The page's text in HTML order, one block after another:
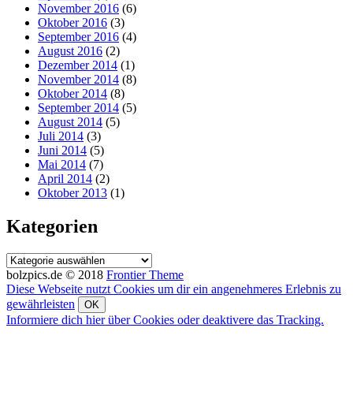
November 2016 (6)
Oktober 2016 (3)
September 2016 (4)
August 2016 (2)
Dezember 2014 (1)
November 2014 (8)
Oktober 2014 (8)
September 2014 (5)
August 2014 (5)
Juli 2014 (3)
Juni 2014 (5)
Mai 2014 (7)
April 2014 (2)
Oktober 2013 (1)
Kategorien
Kategorien
bolzpics.de © 2018 Frontier Theme
Diese Webseite nutzt Cookies um dir ein angenehmeres Erlebnis zu
gewährleisten
OK
Informiere dich hier über Cookies oder deaktivere das Tracking.